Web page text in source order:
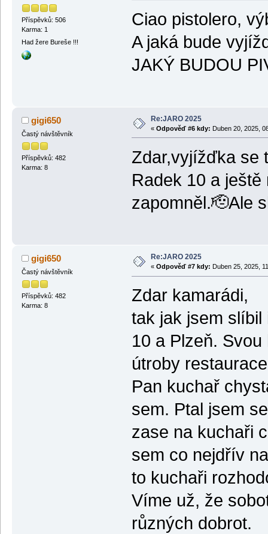
Příspěvků: 506
Karma: 1
Had žere Bureše !!!
Ciao pistolero,
A jaká bude
JAKÝ BUDOU
gigi650
Častý návštěvník
Příspěvků: 482
Karma: 8
Re:JARO 2025
« Odpověď #6 kdy: Duben 20, 2025,
Zdar,vyjížďka se
Radek 10 a
zapomněl.🫡Ale
gigi650
Častý návštěvník
Příspěvků: 482
Karma: 8
Re:JARO 2025
« Odpověď #7 kdy: Duben 25, 2025,
Zdar kamarádi,
tak jak jsem
10 a Plzeň.
útroby
Pan kuchař
sem. Ptal jsem
zase na kuchaři
sem co nejdřív
to kuchaři
Víme už, že
různých dobrot.